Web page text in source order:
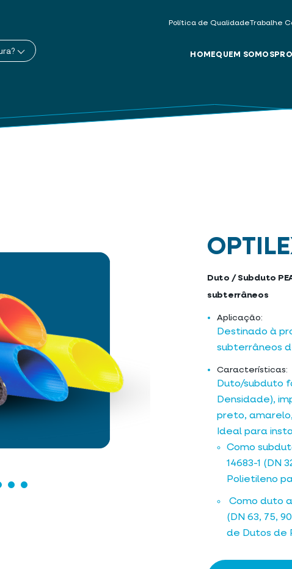
Política de QualidadeTrabalhe
HOMEQUEM SOMOS
Duto / Subduto
subterrâneos
Aplicação:
Destinado à
subterrâneos
Características:
Duto/subduto
Densidade),
preto,
Ideal para
Como
14683-1 (DN
Polietileno
Como duto
(DN 63, 75,
de Dutos de